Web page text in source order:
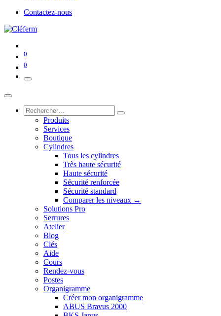
Contactez-nous
0
0
Produits
Services
Boutique
Cylindres
Tous les cylindres
Très haute sécurité
Haute sécurité
Sécurité renforcée
Sécurité standard
Comparer les niveaux →
Solutions Pro
Serrures
Atelier
Blog
Clés
Aide
Cours
Rendez-vous
Postes
Organigramme
Créer mon organigramme
ABUS Bravus 2000